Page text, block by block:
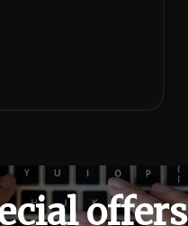
offers